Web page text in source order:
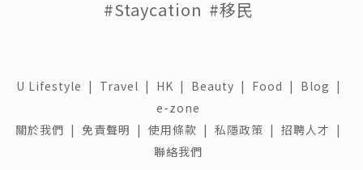
#Staycation #移民
U Lifestyle | Travel | HK | Beauty | Food | Blog |
e-zone
關於我們 | 免責聲明 | 使用條款 | 私隱政策 | 招聘人才 |
聯絡我們